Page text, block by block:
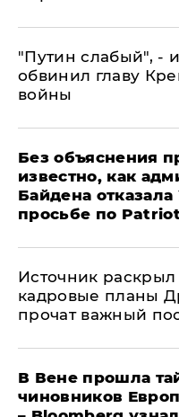
​"Путин слабый", -
обвинил главу
войны
Без объяснения
известно, как
Байдена
просьбе по
​Источник
кадровые планы
прочат важный
В Вене прошла
чиновников